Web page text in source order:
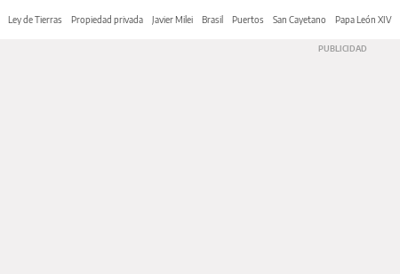
Ley de Tierras Propiedad privada Javier Milei Brasil Puertos San Cayetano Papa León XIV